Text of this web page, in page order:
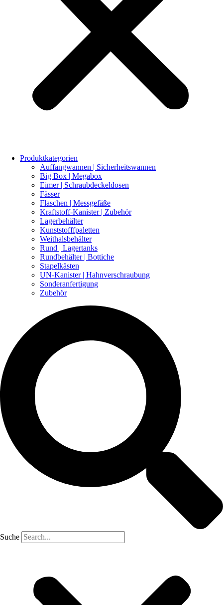
Produktkategorien
Auffangwannen | Sicherheitswannen
Big Box | Megabox
Eimer | Schraubdeckeldosen
Fässer
Flaschen | Messgefäße
Kraftstoff-Kanister | Zubehör
Lagerbehälter
Kunststofffpaletten
Weithalsbehälter
Rund | Lagertanks
Rundbehälter | Bottiche
Stapelkästen
UN-Kanister | Hahnverschraubung
Sonderanfertigung
Zubehör
Suche